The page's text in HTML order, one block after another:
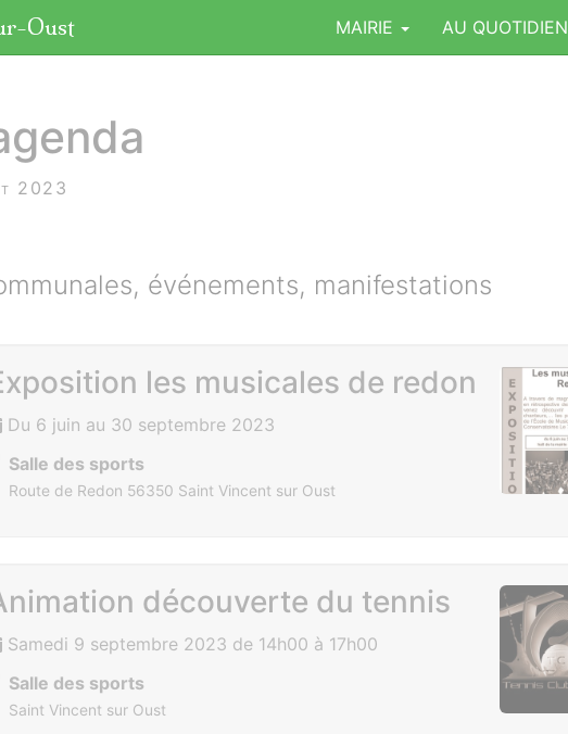
Oust MAIRIE AU QUOTIDIEN
2023
événements, manifestations
les musicales de redon
Du 6 juin au 30 septembre 2023
Salle des sports
Route de Redon 56350 Saint Vincent sur Oust
découverte du tennis
Samedi 9 septembre 2023 de 14h00 à 17h00
Salle des sports
Saint Vincent sur Oust